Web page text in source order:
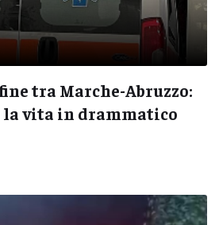
tra Marche-Abruzzo:
la vita in drammatico